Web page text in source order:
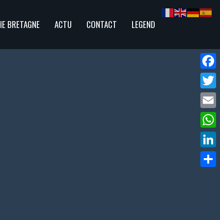
BRETAGNE ACTU CONTACT LEGEND
Email